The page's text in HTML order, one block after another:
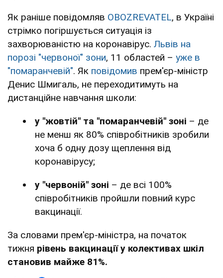
Як раніше повідомляв OBOZREVATEL, в Україні
стрімко погіршується ситуація із
захворюваністю на коронавірус. Львів на
порозі "червоної" зони, 11 областей – уже в
"помаранчевій". Як повідомив прем'єр-міністр
Денис Шмигаль, не переходитимуть на
дистанційне навчання школи:
у "жовтій" та "помаранчевій" зоні – де
не менш як 80% співробітників зробили
хоча б одну дозу щеплення від
коронавірусу;
у "червоній" зоні – де всі 100%
співробітників пройшли повний курс
вакцинації.
За словами прем'єр-міністра, на початок
тижня рівень вакцинації у колективах шкіл
становив майже 81%.